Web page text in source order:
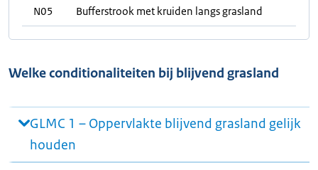
N05 Bufferstrook met kruiden langs grasland
Welke conditionaliteiten bij blijvend grasland
GLMC 1 – Oppervlakte blijvend grasland gelijk
houden